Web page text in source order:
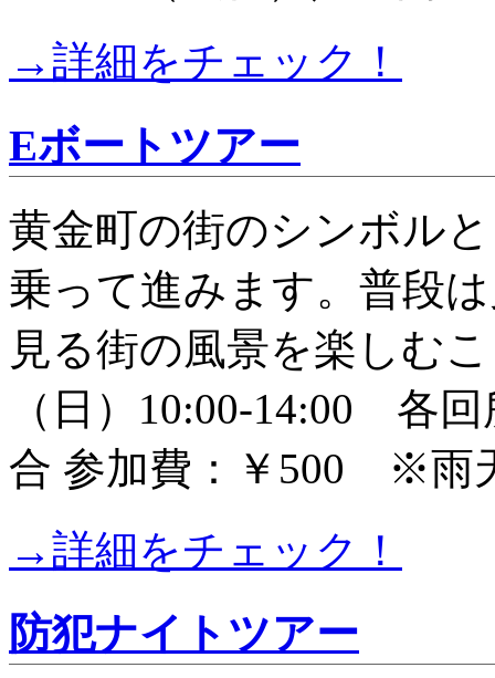
→詳細をチェック！
Eボートツアー
黄金町の街のシンボル
乗って進みます。普段
見る街の風景を楽しむ
（日）10:00-14:00 各
合 参加費：￥500 ※雨
→詳細をチェック！
防犯ナイトツアー